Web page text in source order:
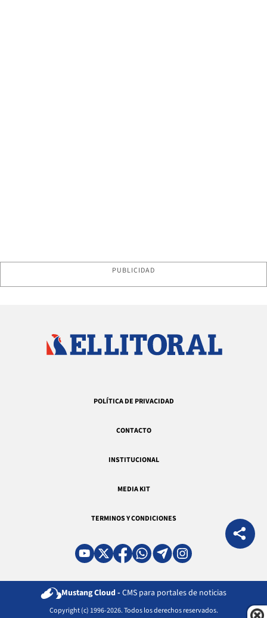
PUBLICIDAD
POLÍTICA DE PRIVACIDAD
CONTACTO
INSTITUCIONAL
MEDIA KIT
TERMINOS Y CONDICIONES
Mustang Cloud - CMS para portales de noticias
Copyright (c) 1996-2026. Todos los derechos reservados.